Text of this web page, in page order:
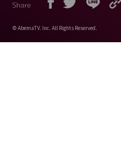
Share
© AbemaTV. Inc. All Rights Reserved.